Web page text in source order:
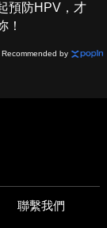
預防HPV，才
！
Recommended by
聯繫我們